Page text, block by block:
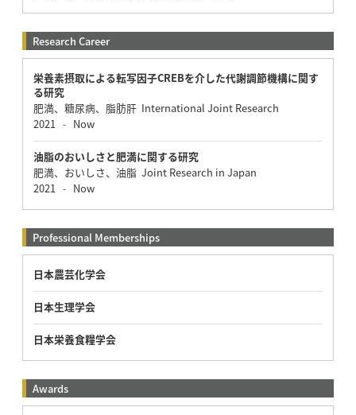
Research Career
栄養素摂取による転写因子CREBを介した代謝調節機構に関す
る研究
肥満、糖尿病、脂肪肝 International Joint Research
2021
- Now
油脂のおいしさと肥満に関する研究
肥満、おいしさ、油脂 Joint Research in Japan
2021
- Now
Professional Memberships
日本農芸化学会
日本生理学会
日本栄養食糧学会
Awards